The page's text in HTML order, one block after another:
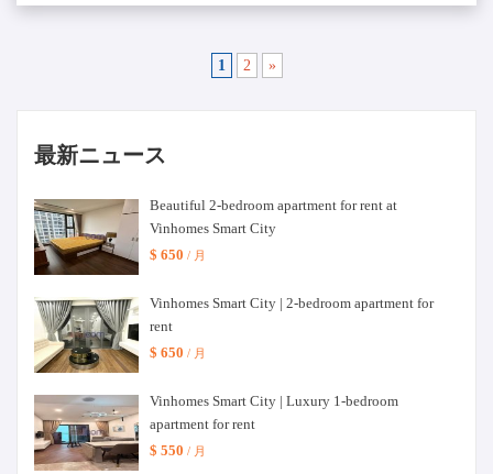
1 2 »
最新ニュース
Beautiful 2-bedroom apartment for rent at
Vinhomes Smart City
$ 650 / 月
Vinhomes Smart City | 2-bedroom apartment for
rent
$ 650 / 月
Vinhomes Smart City | Luxury 1-bedroom
apartment for rent
$ 550 / 月